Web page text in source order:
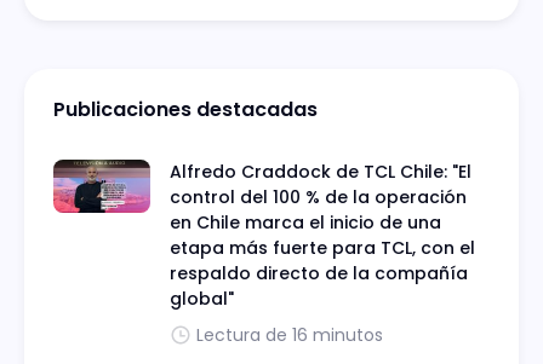
Publicaciones destacadas
Alfredo Craddock de TCL Chile: "El
control del 100 % de la operación
en Chile marca el inicio de una
etapa más fuerte para TCL, con el
respaldo directo de la compañía
global"
Lectura de 16 minutos